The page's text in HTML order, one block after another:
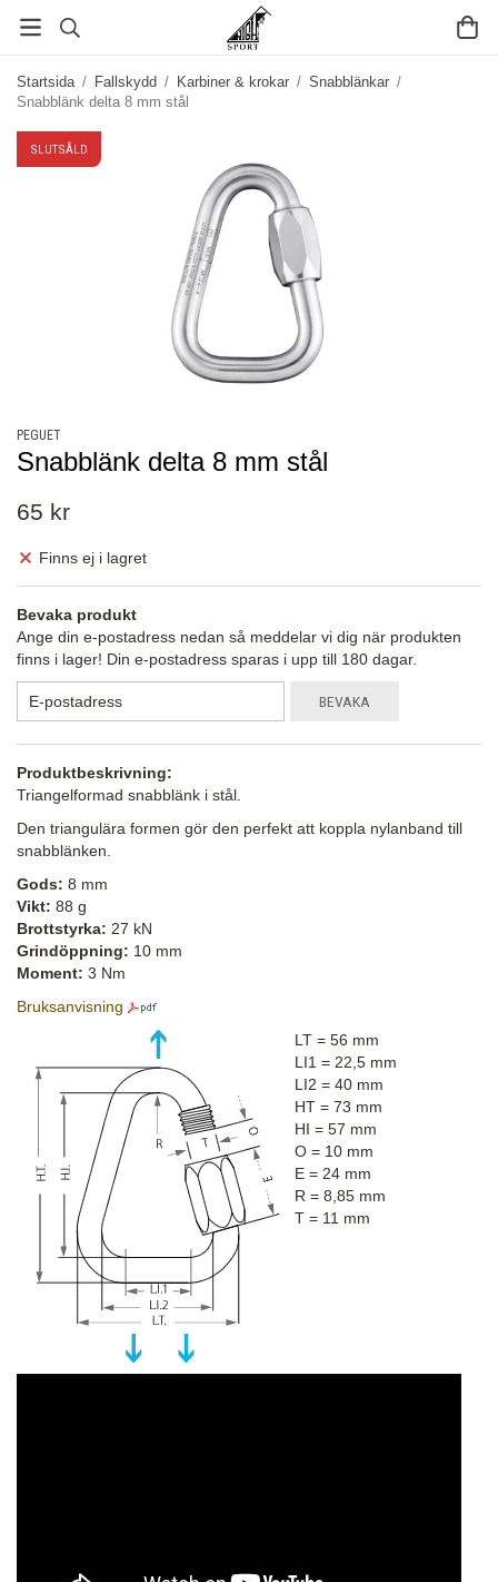
Startsida / Fallskydd / Karbiner & krokar / Snabblänkar /
Snabblänk delta 8 mm stål
SLUTSÅLD
PEGUET
Snabblänk delta 8 mm stål
65 kr
Finns ej i lagret
Bevaka produkt
Ange din e-postadress nedan så meddelar vi dig när produkten
finns i lager! Din e-postadress sparas i upp till 180 dagar.
BEVAKA
Produktbeskrivning:
Triangelformad snabblänk i stål.
Den triangulära formen gör den perfekt att koppla nylanband till
snabblänken.
Gods: 8 mm
Vikt: 88 g
Brottstyrka: 27 kN
Grindöppning: 10 mm
Moment: 3 Nm
Bruksanvisning
LT = 56 mm
LI1 = 22,5 mm
LI2 = 40 mm
HT = 73 mm
HI = 57 mm
O = 10 mm
E = 24 mm
R = 8,85 mm
T = 11 mm